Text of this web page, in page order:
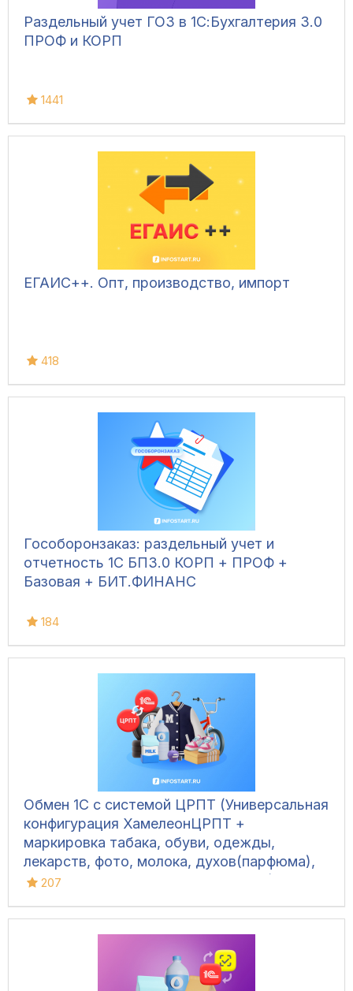
Раздельный учет ГОЗ в 1С:Бухгалтерия 3.0
ПРОФ и КОРП
1441
ЕГАИС++. Опт, производство, импорт
418
Гособоронзаказ: раздельный учет и
отчетность 1С БП3.0 КОРП + ПРОФ +
Базовая + БИТ.ФИНАНС
184
Обмен 1С с системой ЦРПТ (Универсальная
конфигурация ХамелеонЦРПТ +
маркировка табака, обуви, одежды,
лекарств, фото, молока, духов(парфюма),
питьевой воды, велосипедов и шин)
207